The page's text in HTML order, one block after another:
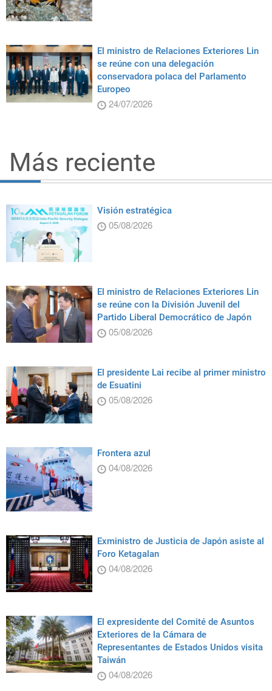
El ministro de Relaciones Exteriores Lin
se reúne con una delegación
conservadora polaca del Parlamento
Europeo
24/07/2026
Más reciente
Visión estratégica
05/08/2026
El ministro de Relaciones Exteriores Lin
se reúne con la División Juvenil del
Partido Liberal Democrático de Japón
05/08/2026
El presidente Lai recibe al primer ministro
de Esuatini
05/08/2026
Frontera azul
04/08/2026
Exministro de Justicia de Japón asiste al
Foro Ketagalan
04/08/2026
El expresidente del Comité de Asuntos
Exteriores de la Cámara de
Representantes de Estados Unidos visita
Taiwán
04/08/2026